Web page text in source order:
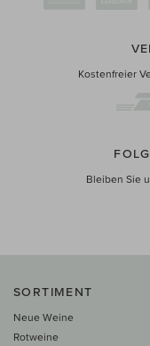
Kostenfreier
Bleiben Sie
SORTIMENT
Neue Weine
Rotweine